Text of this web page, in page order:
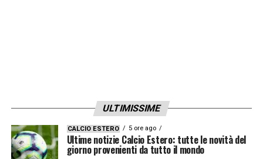
le temperature estreme e l’altissima umidità
avevano causato all’arbitro un
grave colpo di
calore. L’uomo era in preda a un severo
ULTIMISSIME
CALCIO ESTERO 5 ore ago
Ultime notizie Calcio Estero: tutte le novità del
giorno provenienti da tutto il mondo